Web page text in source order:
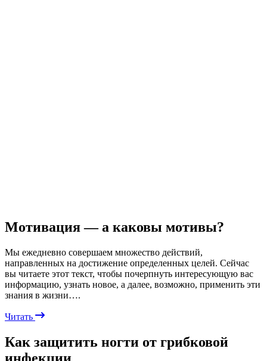
Мотивация — а каковы мотивы?
Мы ежедневно совершаем множество действий,
направленных на достижение определенных целей. Сейчас
вы читаете этот текст, чтобы почерпнуть интересующую вас
информацию, узнать новое, а далее, возможно, применить эти
знания в жизни….
Читать
Как защитить ногти от грибковой